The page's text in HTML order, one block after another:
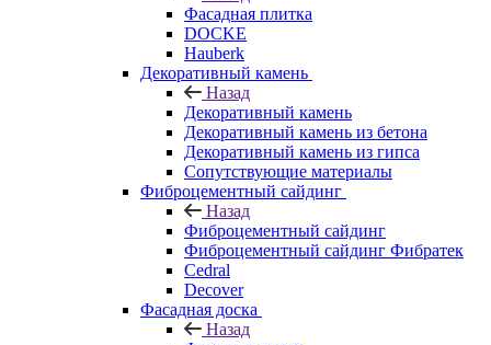
Фасадная плитка
DOCKE
Hauberk
Декоративный камень
Назад
Декоративный камень
Декоративный камень из бетона
Декоративный камень из гипса
Сопутствующие материалы
Фиброцементный сайдинг
Назад
Фиброцементный сайдинг
Фиброцементный сайдинг Фибратек
Cedral
Decover
Фасадная доска
Назад